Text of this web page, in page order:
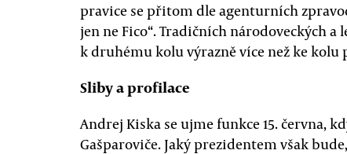
pravice se přitom dle agenturních
jen ne Fico“. Tradičních národoveckých
k druhému kolu výrazně více než ke
Sliby a profilace
Andrej Kiska se ujme funkce 15. června,
Gašparoviče. Jaký prezidentem však